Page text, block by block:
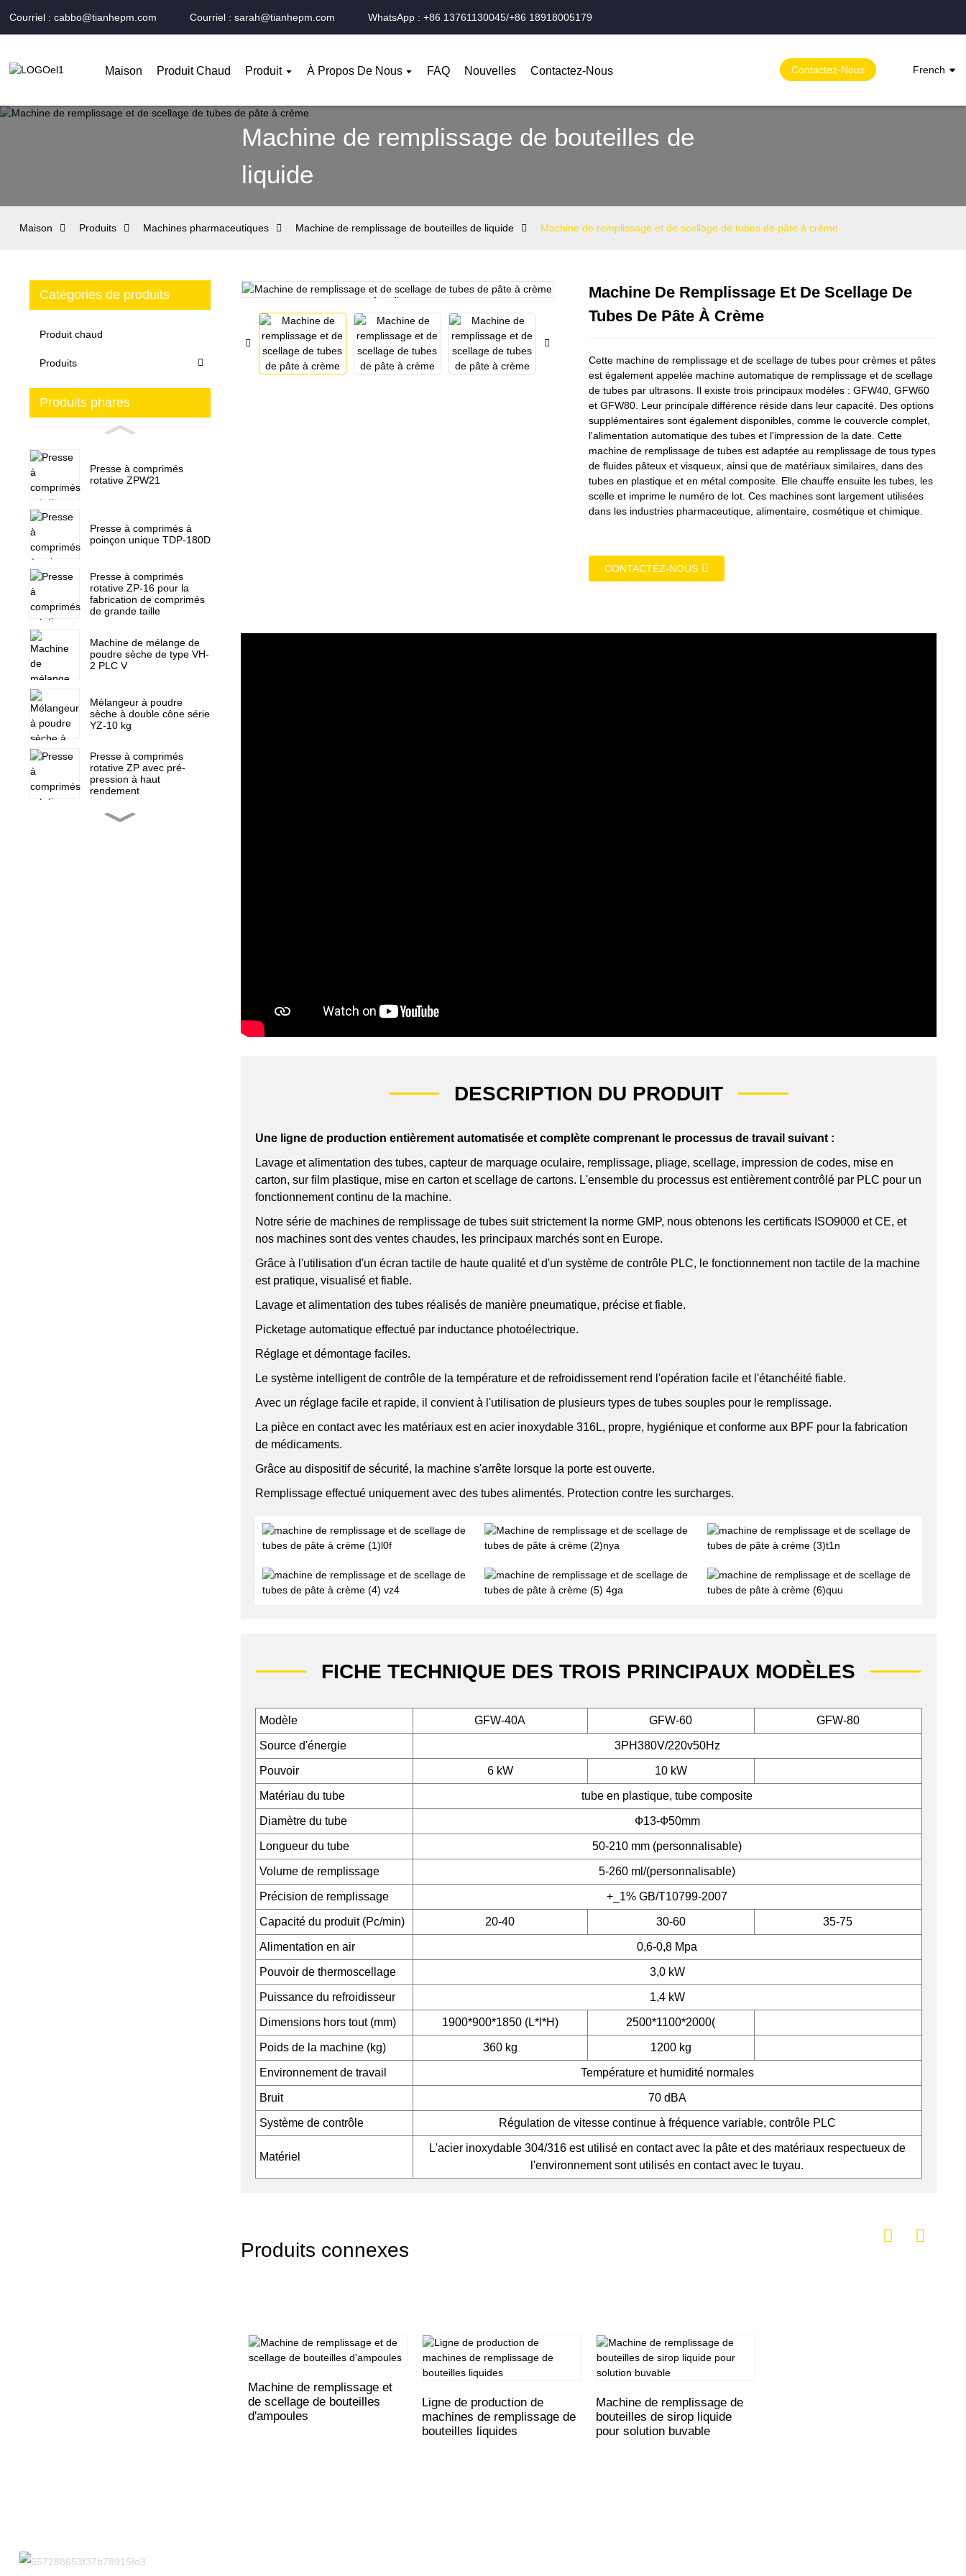
Courriel : cabbo@tianhepm.com Courriel : sarah@tianhepm.com WhatsApp : +86 13761130045/+86 18918005179
Maison Produit Chaud Produit À Propos De Nous FAQ Nouvelles Contactez-Nous Contactez-Nous French
Machine de remplissage de bouteilles de
liquide
Maison Produits Machines pharmaceutiques Machine de remplissage de bouteilles de liquide Machine de remplissage et de scellage de tubes de pâte à crème
Catégories de produits
Produit chaud
Produits
Produits phares
Presse à comprimés
rotative ZPW21
Presse à comprimés à
poinçon unique TDP-180D
Presse à comprimés
rotative ZP-16 pour la
fabrication de comprimés
de grande taille
Machine de mélange de
poudre sèche de type VH-
2 PLC V
Mélangeur à poudre
sèche à double cône série
YZ-10 kg
Presse à comprimés
rotative ZP avec pré-
pression à haut
rendement
Presse à comprimés
Loading...
Loading... Loading...
Loading...
Machine De Remplissage Et De Scellage De
Tubes De Pâte À Crème
Cette machine de remplissage et de scellage de tubes pour crèmes et pâtes
est également appelée machine automatique de remplissage et de scellage
de tubes par ultrasons. Il existe trois principaux modèles : GFW40, GFW60
et GFW80. Leur principale différence réside dans leur capacité. Des options
supplémentaires sont également disponibles, comme le couvercle complet,
l'alimentation automatique des tubes et l'impression de la date. Cette
machine de remplissage de tubes est adaptée au remplissage de tous types
de fluides pâteux et visqueux, ainsi que de matériaux similaires, dans des
tubes en plastique et en métal composite. Elle chauffe ensuite les tubes, les
scelle et imprime le numéro de lot. Ces machines sont largement utilisées
dans les industries pharmaceutique, alimentaire, cosmétique et chimique.
CONTACTEZ-NOUS
DESCRIPTION DU PRODUIT
Une ligne de production entièrement automatisée et complète comprenant le processus de travail suivant :
Lavage et alimentation des tubes, capteur de marquage oculaire, remplissage, pliage, scellage, impression de codes, mise en
carton, sur film plastique, mise en carton et scellage de cartons. L'ensemble du processus est entièrement contrôlé par PLC pour un
fonctionnement continu de la machine.
Notre série de machines de remplissage de tubes suit strictement la norme GMP, nous obtenons les certificats ISO9000 et CE, et
nos machines sont des ventes chaudes, les principaux marchés sont en Europe.
Grâce à l'utilisation d'un écran tactile de haute qualité et d'un système de contrôle PLC, le fonctionnement non tactile de la machine
est pratique, visualisé et fiable.
Lavage et alimentation des tubes réalisés de manière pneumatique, précise et fiable.
Picketage automatique effectué par inductance photoélectrique.
Réglage et démontage faciles.
Le système intelligent de contrôle de la température et de refroidissement rend l'opération facile et l'étanchéité fiable.
Avec un réglage facile et rapide, il convient à l'utilisation de plusieurs types de tubes souples pour le remplissage.
La pièce en contact avec les matériaux est en acier inoxydable 316L, propre, hygiénique et conforme aux BPF pour la fabrication
de médicaments.
Grâce au dispositif de sécurité, la machine s'arrête lorsque la porte est ouverte.
Remplissage effectué uniquement avec des tubes alimentés. Protection contre les surcharges.
FICHE TECHNIQUE DES TROIS PRINCIPAUX MODÈLES
Modèle GFW-40A GFW-60 GFW-80
Source d'énergie 3PH380V/220v50Hz
Pouvoir 6 kW 10 kW
Matériau du tube tube en plastique, tube composite
Diamètre du tube Ф13-Ф50mm
Longueur du tube 50-210 mm (personnalisable)
Volume de remplissage 5-260 ml/(personnalisable)
Précision de remplissage +_1% GB/T10799-2007
Capacité du produit (Pc/min) 20-40 30-60 35-75
Alimentation en air 0,6-0,8 Mpa
Pouvoir de thermoscellage 3,0 kW
Puissance du refroidisseur 1,4 kW
Dimensions hors tout (mm) 1900*900*1850 (L*l*H) 2500*1100*2000(
Poids de la machine (kg) 360 kg 1200 kg
Environnement de travail Température et humidité normales
Bruit 70 dBA
Système de contrôle Régulation de vitesse continue à fréquence variable, contrôle PLC
Matériel
L'acier inoxydable 304/316 est utilisé en contact avec la pâte et des matériaux respectueux de
l'environnement sont utilisés en contact avec le tuyau.
Produits connexes
Machine de remplissage et
de scellage de bouteilles
d'ampoules
Ligne de production de
machines de remplissage de
bouteilles liquides
Machine de remplissage de
bouteilles de sirop liquide
pour solution buvable